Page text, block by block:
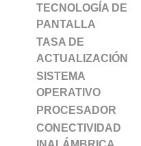
TECNOLOGÍA DE
PANTALLA
TASA DE
ACTUALIZACIÓN
SISTEMA
OPERATIVO
PROCESADOR
CONECTIVIDAD